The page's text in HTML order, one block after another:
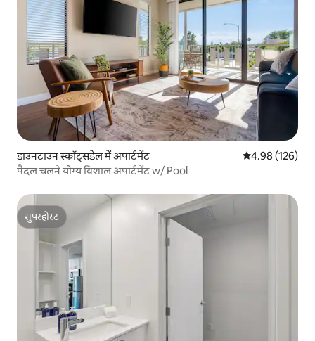
डाउनटाउन स्कॉट्सडेल में अपार्टमेंट औसत रेटिंग 5 में से
4.98 (126)
पैदल चलने योग्य विशाल अपार्टमेंट w/ Pool
सुपरहोस्ट
सुपरहोस्ट